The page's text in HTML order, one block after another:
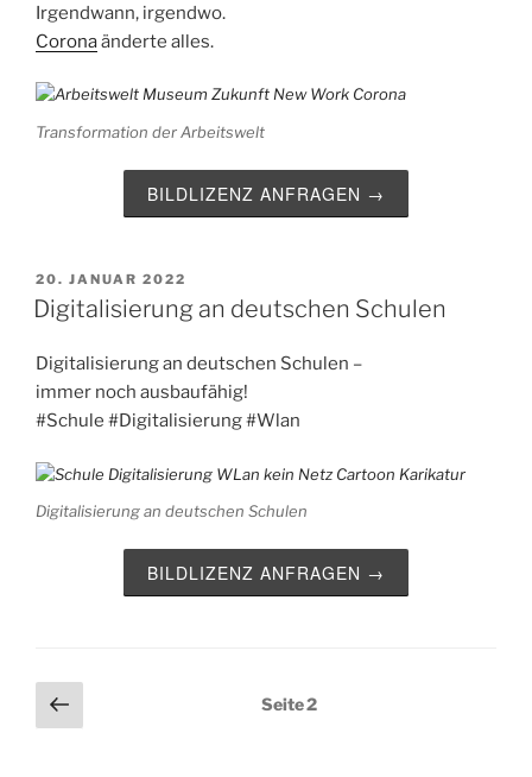
Irgendwann, irgendwo.
Coronaänderte alles.
Transformation der Arbeitswelt
BILDLIZENZ ANFRAGEN →
VERÖFFENTLICHT
AM
20. JANUAR 2022
Digitalisierung an deutschen Schulen
Digitalisierung an deutschen Schulen –
immer noch ausbaufähig!
#Schule #Digitalisierung #Wlan
Digitalisierung an deutschen Schulen
BILDLIZENZ ANFRAGEN →
Seitennummerierung
der
Vorherige
Seite
Seite2